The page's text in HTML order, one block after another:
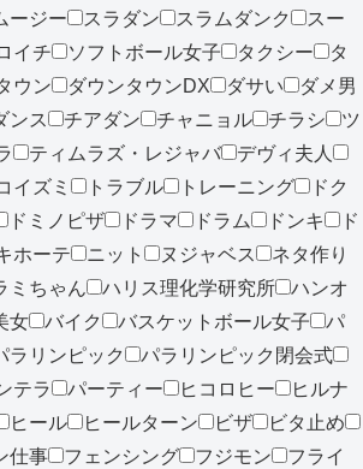
ージー スラダン スラムダンク
スー
イチ ソフトボール女子 タクシー
タ
ウン ダウンタウンDX ダサい
ダメ男
ンス チアダン チャニョル チラシ
ツ
ティムラズ・レジャバ
デヴィ夫人
イズミ トラブル トレーニング
ドク
ドミノピザ ドラマ ドラム ドンキ
ド
ホーテ ニット ヌジャベス
ネタ作り
ミちゃん ハリス理化学研究所
ハンオ
女 バイク バスケットボール女子
パ
ラリンピック
パラリンピック閉会式
テラ パーティー ヒコロヒー
ヒルナ
ヒール ヒールターン ビザ
ビタ止め
仕事 フェンシング フジモン
フライ